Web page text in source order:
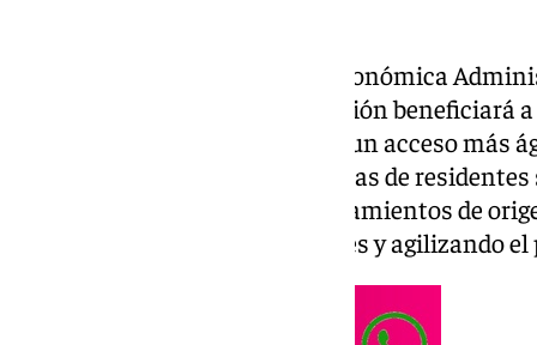
El vicepresidente de Gestión Económica
destacado que esta modernización beneficiará
habitantes proporcionándoles un acceso más
Con este sistema, las altas y bajas de
simultáneamente en los ayuntamientos de
necesidad de ficheros mensuales y agilizando